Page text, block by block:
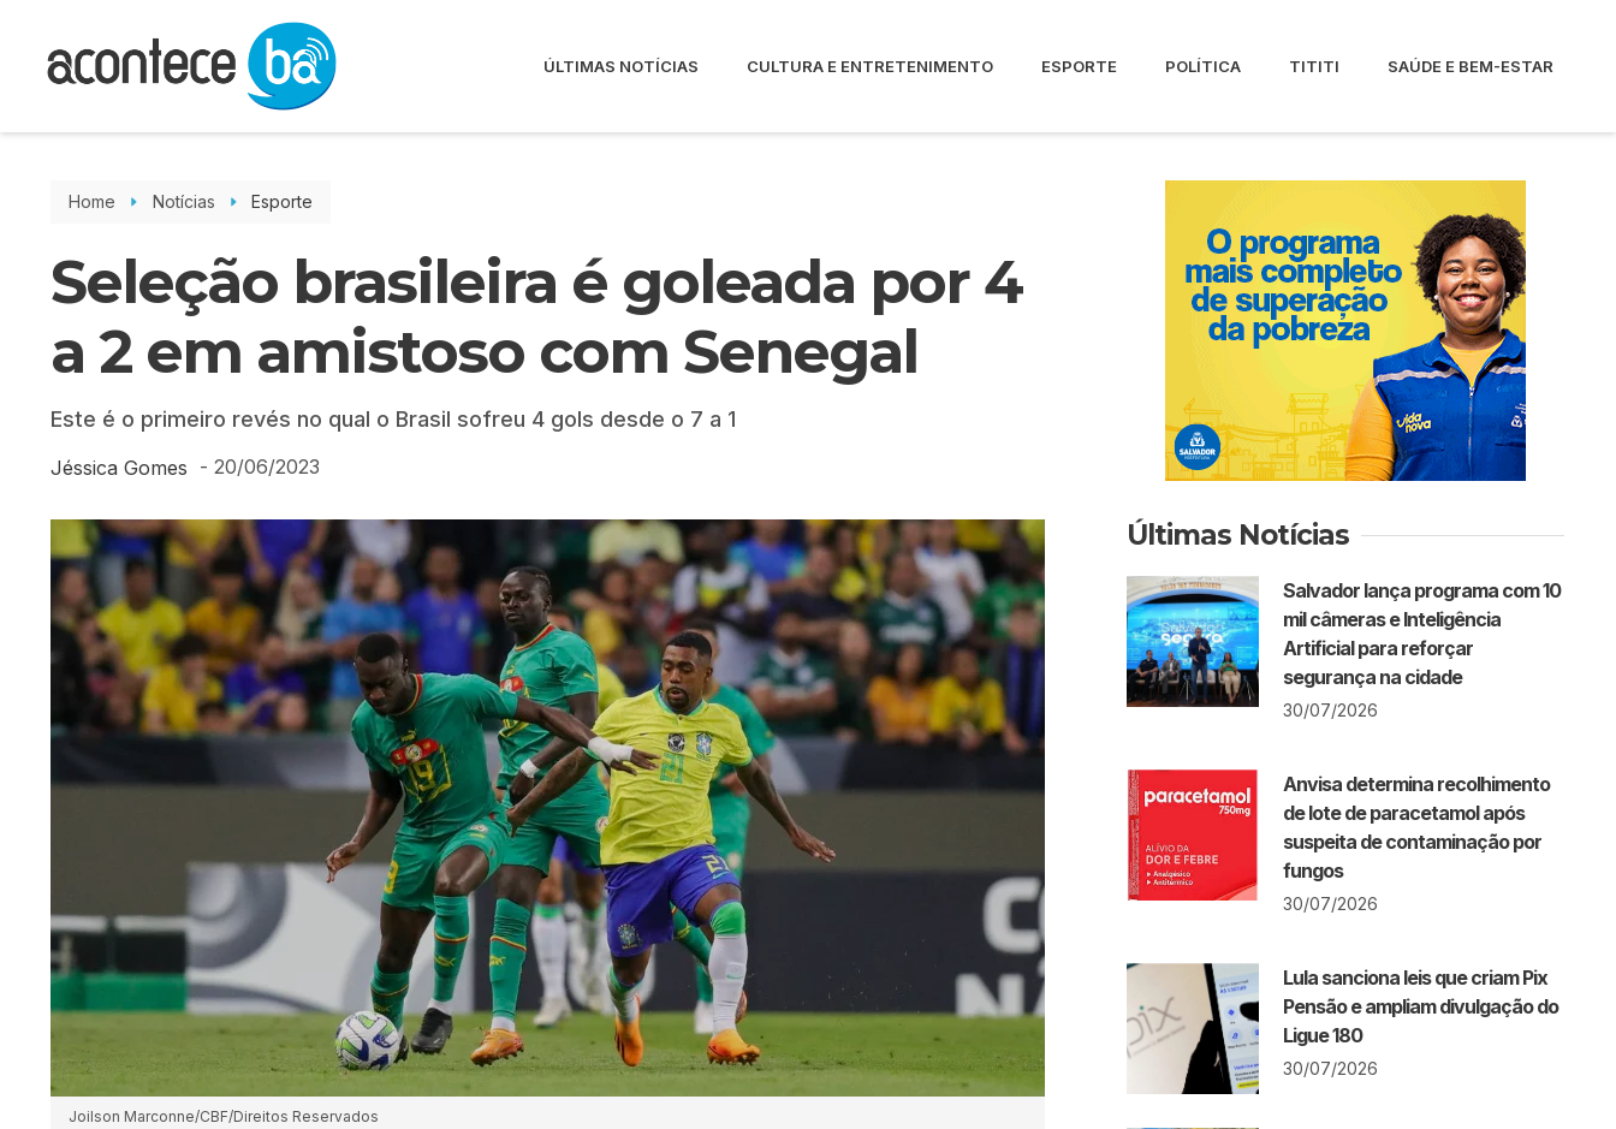
ÚLTIMAS NOTÍCIAS CULTURA E ENTRETENIMENTO ESPORTE POLÍTICA TITITI SAÚDE E BEM-ESTAR
Home Notícias Esporte
Seleção brasileira é goleada por 4
a 2 em amistoso com Senegal
Este é o primeiro revés no qual o Brasil sofreu 4 gols desde o 7 a 1
Jéssica Gomes - 20/06/2023
Joilson Marconne/CBF/Direitos Reservados
Últimas Notícias
Salvador lança programa com 10
mil câmeras e Inteligência
Artificial para reforçar
segurança na cidade
30/07/2026
Anvisa determina recolhimento
de lote de paracetamol após
suspeita de contaminação por
fungos
30/07/2026
Lula sanciona leis que criam Pix
Pensão e ampliam divulgação do
Ligue 180
30/07/2026